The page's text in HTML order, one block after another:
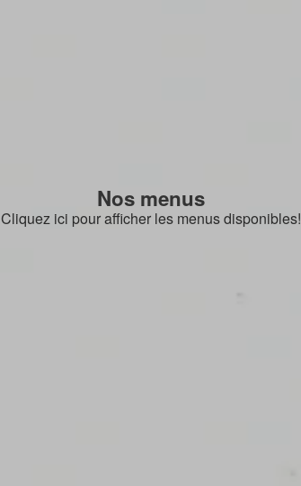
Nos menus
Cliquez ici pour afficher les menus disponibles!